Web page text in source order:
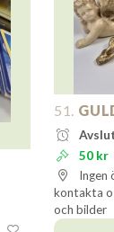
51.
50 kr
Ingen
kontakta
och bilder